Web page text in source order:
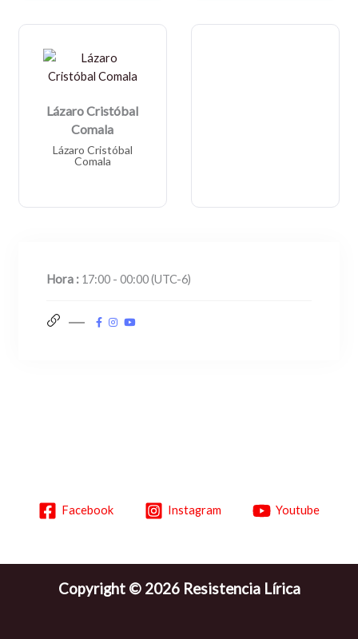
Lázaro Cristóbal
Comala
Lázaro Cristóbal
Comala
Hora :17:00 - 00:00(UTC-6)
Facebook Instagram Youtube
Copyright © 2026 Resistencia Lírica